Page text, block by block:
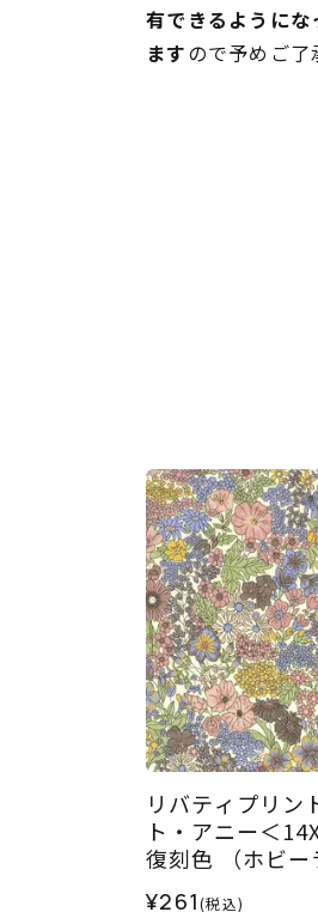
有できるように
ますので予めご了
リバティプリン
ト・アニー＜
復刻色 （ホビー
¥261(税込)